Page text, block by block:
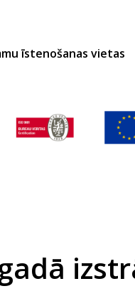
īstenošanas vietas